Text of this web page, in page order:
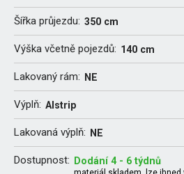
Šířka průjezdu: 350 cm
Výška včetně pojezdů: 140 cm
Lakovaný rám: NE
Výplň: Alstrip
Lakovaná výplň: NE
Dostupnost: Dodání 4 - 6 týdnů